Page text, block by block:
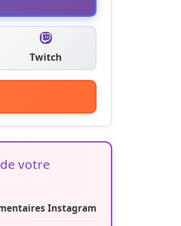
Twitch
votre
Instagram